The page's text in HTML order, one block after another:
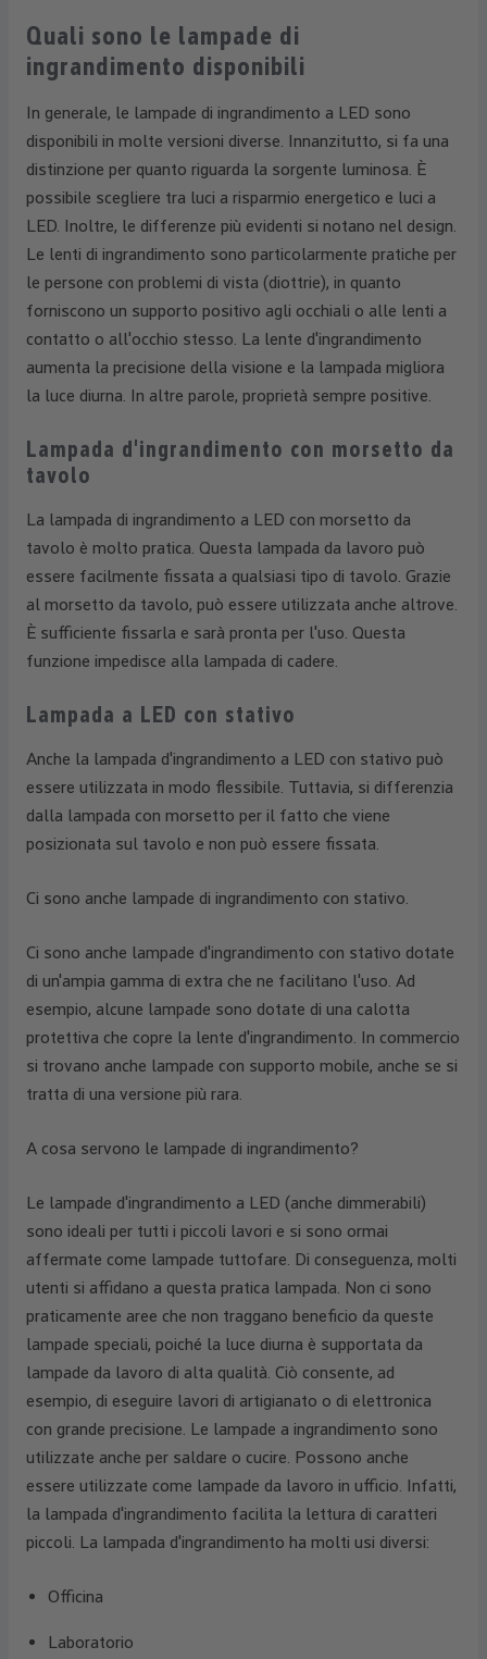
Quali sono le lampade di
ingrandimento disponibili
In generale, le lampade di ingrandimento a LED sono
disponibili in molte versioni diverse. Innanzitutto, si fa una
distinzione per quanto riguarda la sorgente luminosa. È
possibile scegliere tra luci a risparmio energetico e luci a
LED. Inoltre, le differenze più evidenti si notano nel design.
Le lenti di ingrandimento sono particolarmente pratiche per
le persone con problemi di vista (diottrie), in quanto
forniscono un supporto positivo agli occhiali o alle lenti a
contatto o all'occhio stesso. La lente d'ingrandimento
aumenta la precisione della visione e la lampada migliora
la luce diurna. In altre parole, proprietà sempre positive.
Lampada d'ingrandimento con morsetto da
tavolo
La lampada di ingrandimento a LED con morsetto da
tavolo è molto pratica. Questa lampada da lavoro può
essere facilmente fissata a qualsiasi tipo di tavolo. Grazie
al morsetto da tavolo, può essere utilizzata anche altrove.
È sufficiente fissarla e sarà pronta per l'uso. Questa
funzione impedisce alla lampada di cadere.
Lampada a LED con stativo
Anche la lampada d'ingrandimento a LED con stativo può
essere utilizzata in modo flessibile. Tuttavia, si differenzia
dalla lampada con morsetto per il fatto che viene
posizionata sul tavolo e non può essere fissata.
Ci sono anche lampade di ingrandimento con stativo.
Ci sono anche lampade d'ingrandimento con stativo dotate
di un'ampia gamma di extra che ne facilitano l'uso. Ad
esempio, alcune lampade sono dotate di una calotta
protettiva che copre la lente d'ingrandimento. In commercio
si trovano anche lampade con supporto mobile, anche se si
tratta di una versione più rara.
A cosa servono le lampade di ingrandimento?
Le lampade d'ingrandimento a LED (anche dimmerabili)
sono ideali per tutti i piccoli lavori e si sono ormai
affermate come lampade tuttofare. Di conseguenza, molti
utenti si affidano a questa pratica lampada. Non ci sono
praticamente aree che non traggano beneficio da queste
lampade speciali, poiché la luce diurna è supportata da
lampade da lavoro di alta qualità. Ciò consente, ad
esempio, di eseguire lavori di artigianato o di elettronica
con grande precisione. Le lampade a ingrandimento sono
utilizzate anche per saldare o cucire. Possono anche
essere utilizzate come lampade da lavoro in ufficio. Infatti,
la lampada d'ingrandimento facilita la lettura di caratteri
piccoli. La lampada d'ingrandimento ha molti usi diversi:
Officina
Laboratorio